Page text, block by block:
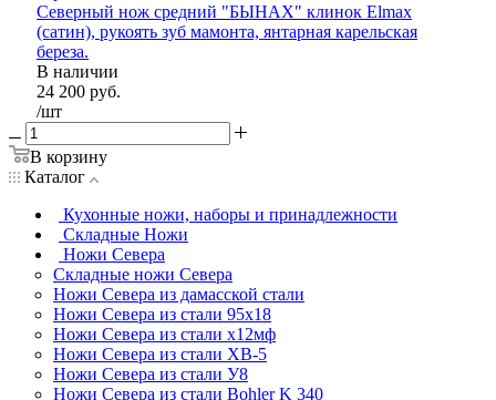
Северный нож средний "БЫHAХ" клинок Elmax
(сатин), рукоять зуб мамонта, янтарная карельская
береза.
В наличии
24 200 руб.
/шт
В корзину
Каталог
Кухонные ножи, наборы и принадлежности
Складные Ножи
Ножи Севера
Складные ножи Севера
Ножи Севера из дамасской стали
Ножи Севера из стали 95х18
Ножи Севера из стали х12мф
Ножи Севера из стали ХВ-5
Ножи Севера из стали У8
Ножи Севера из стали Bohler K 340